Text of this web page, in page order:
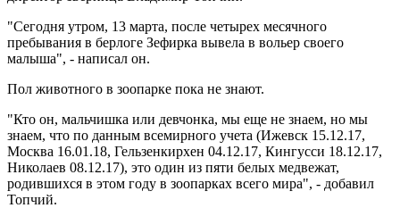
"Сегодня утром, 13 марта, после четырех месячного
пребывания в берлоге Зефирка вывела в вольер своего
малыша", - написал он.
Пол животного в зоопарке пока не знают.
"Кто он, мальчишка или девчонка, мы еще не знаем, но мы
знаем, что по данным всемирного учета (Ижевск 15.12.17,
Москва 16.01.18, Гельзенкирхен 04.12.17, Кингусси 18.12.17,
Николаев 08.12.17), это один из пяти белых медвежат,
родившихся в этом году в зоопарках всего мира", - добавил
Топчий.